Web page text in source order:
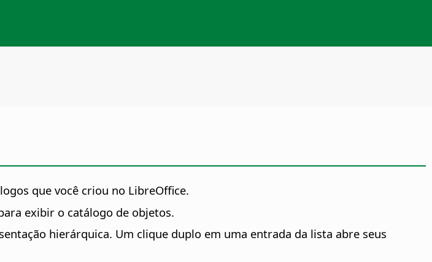
que você criou no LibreOffice.
exibir o catálogo de objetos.
hierárquica. Um clique duplo em uma entrada da lista abre seus